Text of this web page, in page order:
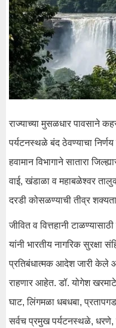
राज्याच्या मुसळधार पावसाने
पर्यटनस्थळे बंद ठेवण्याचा
हवामान विभागाने सातारा
वाई, खंडाळा व महाबळेश्वर
दरडी कोसळण्याची तीव्र
जीवित व वित्तहानी
यांनी भारतीय नागरिक सुरक्षा
प्रतिबंधात्मक आदेश जारी केले
राहणार आहेत. डॉ. योगेश
घाट, लिंगमळा धबधबा,
सर्वच प्रमुख पर्यटनस्थळे, धरणे,